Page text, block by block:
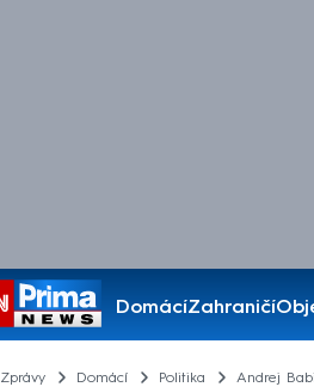
DomácíZahraničí
Pořady
Zprávy Domácí Politika Andrej